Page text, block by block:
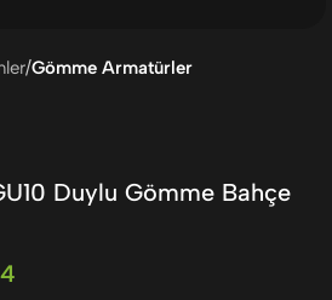
Gömme Armatürler
Duylu Gömme Bahçe